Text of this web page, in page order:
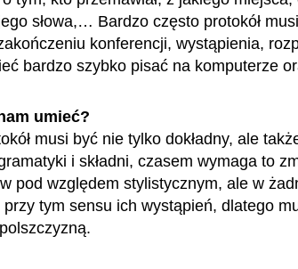
słowa,… Bardzo często protokół
konferencji, wystąpienia,
bardzo szybko pisać na komputerze
umieć?
musi być nie tylko dokładny, ale
i składni, czasem wymaga to
pod względem stylistycznym, ale w
tym sensu ich wystąpień, dlatego